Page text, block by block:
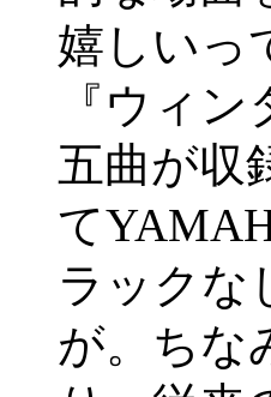
嬉しいっ
『ウィ
五曲が収
て
ラックな
が。ちな